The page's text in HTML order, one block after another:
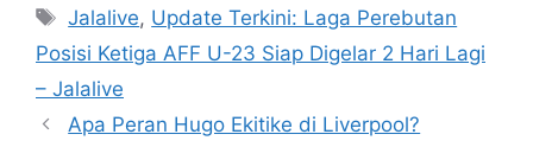
Tags
Jalalive, Update Terkini: Laga Perebutan
Posisi Ketiga AFF U-23 Siap Digelar 2 Hari Lagi
– Jalalive
Apa Peran Hugo Ekitike di Liverpool?